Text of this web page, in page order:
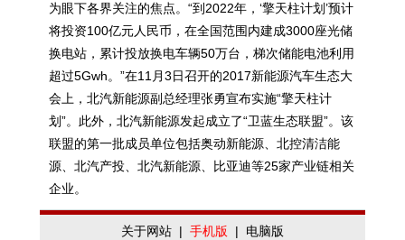
为眼下各界关注的焦点。“到2022年，‘擎天柱计划’预计
将投资100亿元人民币，在全国范围内建成3000座光储
换电站，累计投放换电车辆50万台，梯次储能电池利用
超过5Gwh。”在11月3日召开的2017新能源汽车生态大
会上，北汽新能源副总经理张勇宣布实施“擎天柱计
划”。此外，北汽新能源发起成立了“卫蓝生态联盟”。该
联盟的第一批成员单位包括奥动新能源、北控清洁能
源、北汽产投、北汽新能源、比亚迪等25家产业链相关
企业。
关于网站 | 手机版 | 电脑版